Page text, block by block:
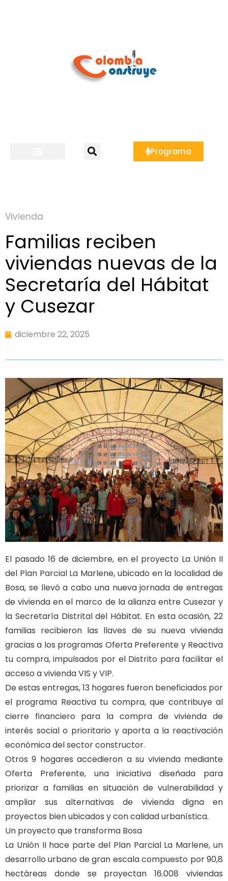
Programa
Vivienda
Familias reciben
viviendas nuevas de la
Secretaría del Hábitat
y Cusezar
diciembre 22, 2025
El pasado 16 de diciembre, en el proyecto La Unión II
del Plan Parcial La Marlene, ubicado en la localidad de
Bosa, se llevó a cabo una nueva jornada de entregas
de vivienda en el marco de la alianza entre Cusezar y
la Secretaría Distrital del Hábitat. En esta ocasión, 22
familias recibieron las llaves de su nueva vivienda
gracias a los programas Oferta Preferente y Reactiva
tu compra, impulsados por el Distrito para facilitar el
acceso a vivienda VIS y VIP.
De estas entregas, 13 hogares fueron beneficiados por
el programa Reactiva tu compra, que contribuye al
cierre financiero para la compra de vivienda de
interés social o prioritario y aporta a la reactivación
económica del sector constructor.
Otros 9 hogares accedieron a su vivienda mediante
Oferta Preferente, una iniciativa diseñada para
priorizar a familias en situación de vulnerabilidad y
ampliar sus alternativas de vivienda digna en
proyectos bien ubicados y con calidad urbanística.
Un proyecto que transforma Bosa
La Unión II hace parte del Plan Parcial La Marlene, un
desarrollo urbano de gran escala compuesto por 90,8
hectáreas donde se proyectan 16.008 viviendas